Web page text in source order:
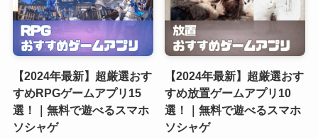
【2024年最新】超厳選おす
すめRPGゲームアプリ15
選！｜無料で遊べるスマホ
ソシャゲ
【2024年最新】超厳選おす
すめ放置ゲームアプリ10
選！｜無料で遊べるスマホ
ソシャゲ